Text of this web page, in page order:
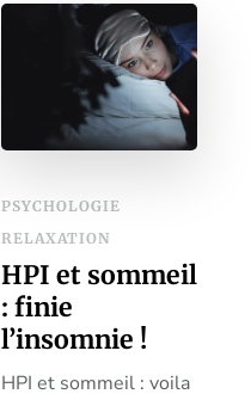
PSYCHOLOGIE
RELAXATION
HPI et sommeil
: finie
l’insomnie !
HPI et sommeil : voila